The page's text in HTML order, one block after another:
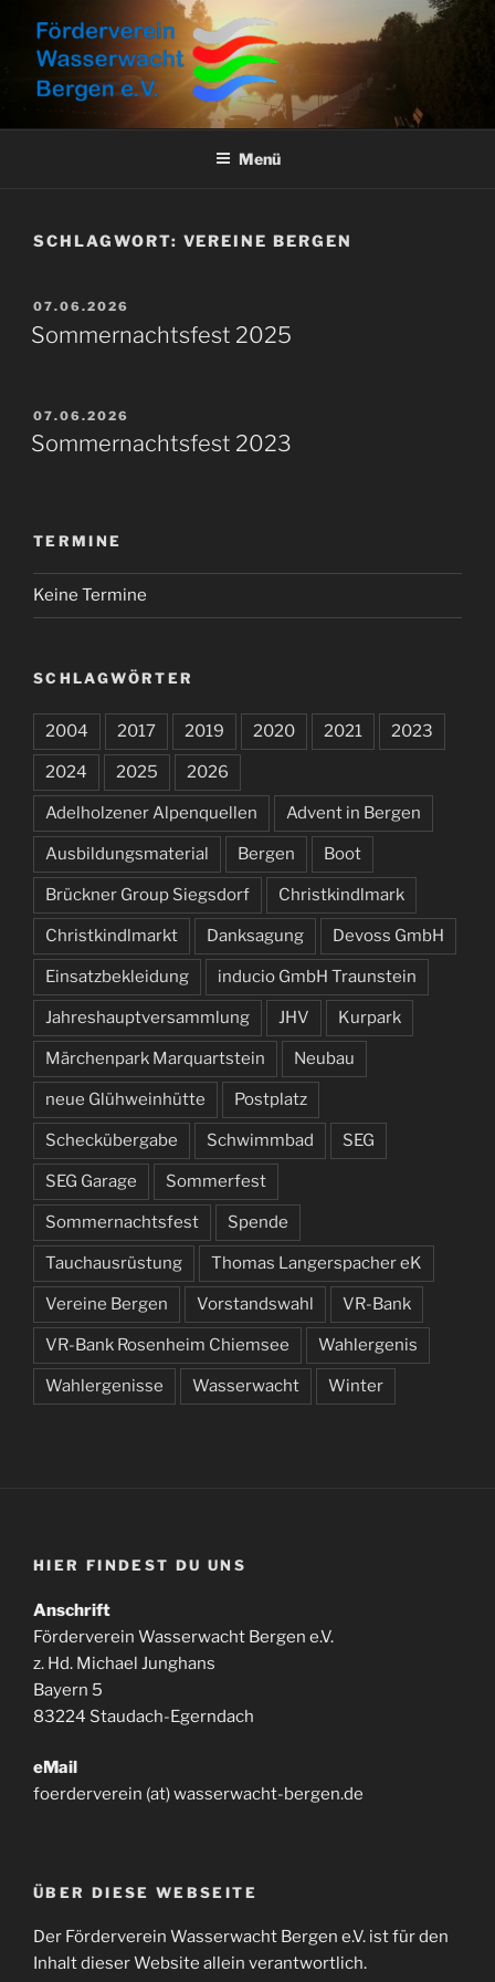
Inhalt
springen
FÖRDERVEREIN
WASSERWACHT BERGEN E.V.
Aktuelles, Aktionen und Informationen
Menü
SCHLAGWORT: VEREINE BERGEN
VERÖFFENTLICHT
AM
07.06.2026
Sommernachtsfest 2025
VERÖFFENTLICHT
AM
07.06.2026
Sommernachtsfest 2023
TERMINE
Keine Termine
SCHLAGWÖRTER
2004 2017 2019 2020 2021 2023
2024 2025 2026
Adelholzener Alpenquellen Advent in Bergen
Ausbildungsmaterial Bergen Boot
Brückner Group Siegsdorf Christkindlmark
Christkindlmarkt Danksagung Devoss GmbH
Einsatzbekleidung inducio GmbH Traunstein
Jahreshauptversammlung JHV Kurpark
Märchenpark Marquartstein Neubau
neue Glühweinhütte Postplatz
Scheckübergabe Schwimmbad SEG
SEG Garage Sommerfest
Sommernachtsfest Spende
Tauchausrüstung Thomas Langerspacher eK
Vereine Bergen Vorstandswahl VR-Bank
VR-Bank Rosenheim Chiemsee Wahlergenis
Wahlergenisse Wasserwacht Winter
HIER FINDEST DU UNS
Anschrift
Förderverein Wasserwacht Bergen e.V.
z. Hd. Michael Junghans
Bayern 5
83224 Staudach-Egerndach
eMail
foerderverein (at) wasserwacht-bergen.de
ÜBER DIESE WEBSEITE
Der Förderverein Wasserwacht Bergen e.V. ist für den
Inhalt dieser Website allein verantwortlich.